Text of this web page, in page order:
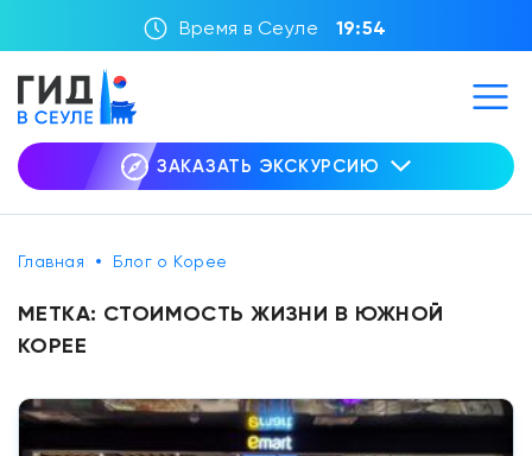
Время в Сеуле 19:54
ЗАКАЗАТЬ ЭКСКУРСИЮ
Главная Блог о Корее
МЕТКА: СТОИМОСТЬ ЖИЗНИ В ЮЖНОЙ
КОРЕЕ